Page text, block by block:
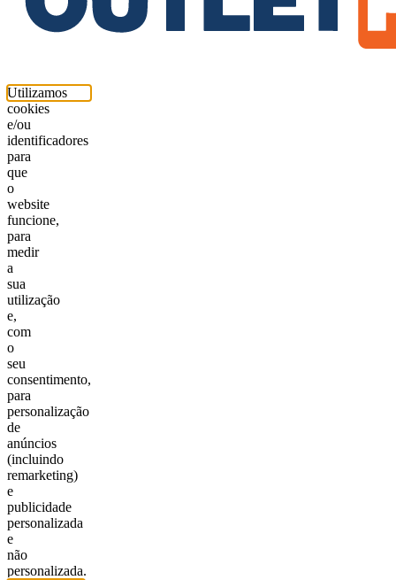
Utilizamos
cookies
e/ou
identificadores
para
que
o
website
funcione,
para
medir
a
sua
utilização
e,
com
o
seu
consentimento,
para
personalização
de
anúncios
(incluindo
remarketing)
e
publicidade
personalizada
e
não
personalizada.